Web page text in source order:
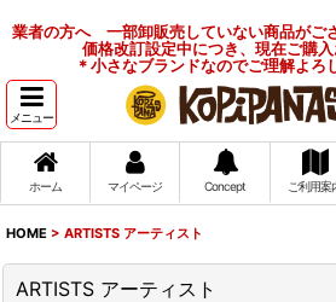
業者の方へ 一部卸販売していない商品がご
価格改訂設定中につき、現在ご購入
＊小さなブランドなのでご理解よろ
メニュー
ホーム マイページ Concept ご利用案
HOME > ARTISTS アーティスト
ARTISTS アーティスト